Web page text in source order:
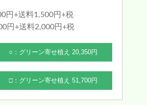
円+送料1,500円+税
円+送料2,000円+税
○：グリーン寄せ植え 20,350円
□：グリーン寄せ植え 51,700円